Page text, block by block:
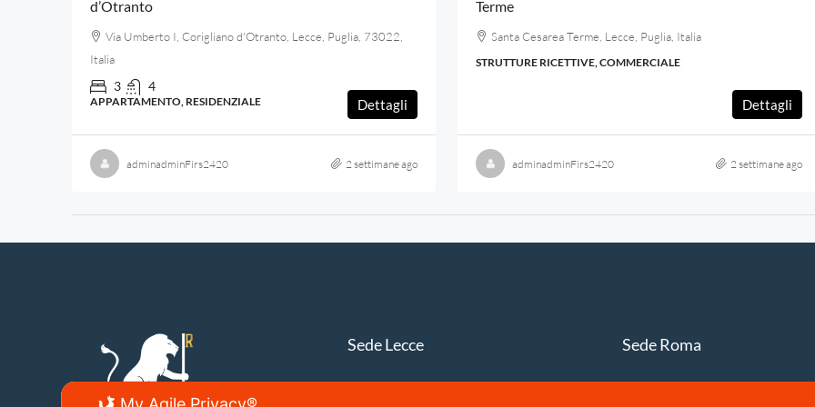
d’Otranto
Via Umberto I, Corigliano d'Otranto, Lecce, Puglia, 73022,
Italia
3 4
APPARTAMENTO, RESIDENZIALE Dettagli
adminadminFirs2420 2 settimane ago
Terme
Santa Cesarea Terme, Lecce, Puglia, Italia
STRUTTURE RICETTIVE, COMMERCIALE
Dettagli
adminadminFirs2420 2 settimane ago
Sede Lecce Sede Roma